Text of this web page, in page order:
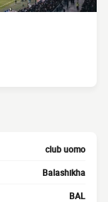
club uomo
Balashikha
BAL